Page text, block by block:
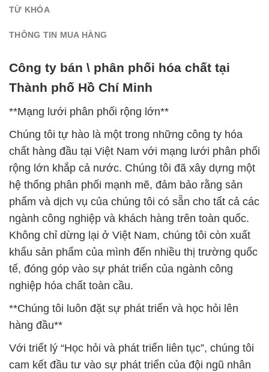
TỪ KHÓA
THÔNG TIN MUA HÀNG
Công ty bán \ phân phối hóa chất tại
Thành phố Hồ Chí Minh
**Mạng lưới phân phối rộng lớn**
Chúng tôi tự hào là một trong những công ty hóa
chất hàng đầu tại Việt Nam với mạng lưới phân phối
rộng lớn khắp cả nước. Chúng tôi đã xây dựng một
hệ thống phân phối mạnh mẽ, đảm bảo rằng sản
phẩm và dịch vụ của chúng tôi có sẵn cho tất cả các
ngành công nghiệp và khách hàng trên toàn quốc.
Không chỉ dừng lại ở Việt Nam, chúng tôi còn xuất
khẩu sản phẩm của mình đến nhiều thị trường quốc
tế, đóng góp vào sự phát triển của ngành công
nghiệp hóa chất toàn cầu.
**Chúng tôi luôn đặt sự phát triển và học hỏi lên
hàng đầu**
Với triết lý “Học hỏi và phát triển liên tục”, chúng tôi
cam kết đầu tư vào sự phát triển của đội ngũ nhân